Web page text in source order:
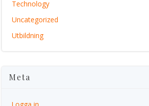
Technology
Uncategorized
Utbildning
Meta